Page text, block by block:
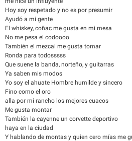
Hoy soy respetado y no es por presumir
Ayudó a mi gente
El whiskey, coñac me gusta en mi mesa
No me pesa el codoooo
También el mezcal me gusta tomar
Ronda para todosssss
Que suene la banda, norteño, y guitarras
Ya saben mis modos
Yo soy el ahuate Hombre humilde y sincero
Fino como el oro
alla por mi rancho los mejores cuacos
Me gusta montar
También la cayenne un corvette deportivo
haya en la ciudad
Y hablando de montas y quien cero mías me